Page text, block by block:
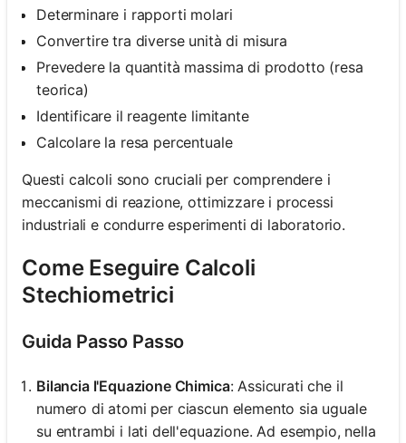
Determinare i rapporti molari
Convertire tra diverse unità di misura
Prevedere la quantità massima di prodotto (resa
teorica)
Identificare il reagente limitante
Calcolare la resa percentuale
Questi calcoli sono cruciali per comprendere i
meccanismi di reazione, ottimizzare i processi
industriali e condurre esperimenti di laboratorio.
Come Eseguire Calcoli
Stechiometrici
Guida Passo Passo
Bilancia l'Equazione Chimica: Assicurati che il
numero di atomi per ciascun elemento sia uguale
su entrambi i lati dell'equazione. Ad esempio, nella